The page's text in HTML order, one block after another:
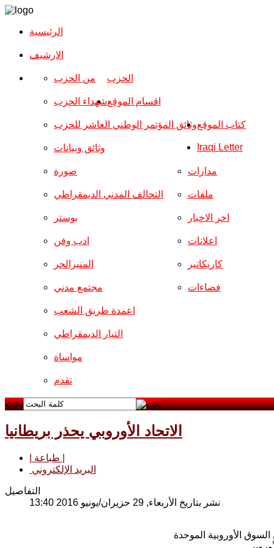
الرئيسية
الارشیف
الحزب من الحزب
شهداء الحزب
وثائق المؤتمر الوطني العاشر للحزب
وثائق وبيانات
اقسام الموقع
صورة
التحالف المدني الديمقراطي
بوستر
ادب وفن
المنبرالحر
مجتمع مدني
مدارات
ملفات
اخر الاخبار
اعلانات
كاريكاتير
فضاءات
اعمدة طريق الشعب
التيار الديمقراطي
مواساة
تقدم
كتاب الموقع
Iraqi Letter
بحث
الاتحاد الأوروبي يحذر بريطانيا
البريد الإلكتروني
التفاصيل
نشر بتاريخ الأربعاء, 29 حزيران/يونيو 2016 13:40